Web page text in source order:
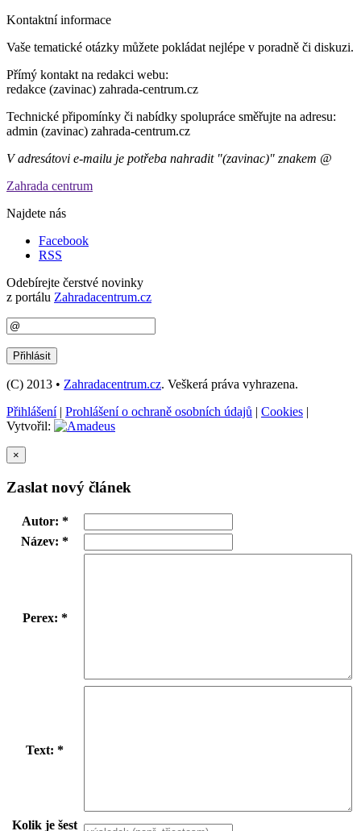
Kontaktní informace
Vaše tematické otázky můžete pokládat nejlépe v poradně či diskuzi.
Přímý kontakt na redakci webu:
redakce (zavinac) zahrada-centrum.cz
Technické připomínky či nabídky spolupráce směřujte na adresu:
admin (zavinac) zahrada-centrum.cz
V adresátovi e-mailu je potřeba nahradit "(zavinac)" znakem @
Zahrada centrum
Najdete nás
Facebook
RSS
Odebírejte čerstvé novinky
z portálu Zahradacentrum.cz
(C) 2013 • Zahradacentrum.cz. Veškerá práva vyhrazena.
Přihlášení| Prohlášení o ochraně osobních údajů | Cookies |
Vytvořil:
×
Zaslat nový článek
Autor: *
Název: *
Perex: *
Text: *
Kolik je šest